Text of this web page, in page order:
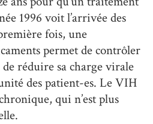
1996 voit l’arrivée des
fois, une
permet de contrôler
réduire sa charge virale
des patient-es. Le VIH
qui n’est plus